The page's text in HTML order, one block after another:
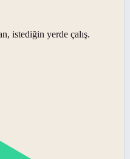
istediğin yerde çalış.